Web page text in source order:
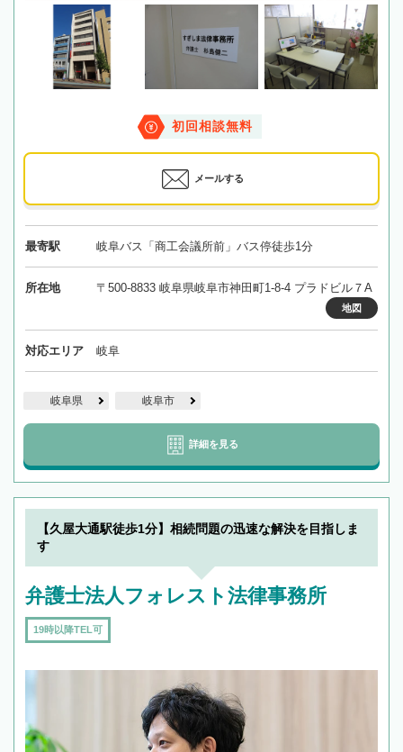
初回相談無料
メールする
最寄駅 岐阜バス「商工会議所前」バス停徒歩1分
所在地 〒500-8833 岐阜県岐阜市神田町1-8-4 プラドビル７A
地図
対応エリア 岐阜
岐阜県 岐阜市
詳細を見る
【久屋大通駅徒歩1分】相続問題の迅速な解決を目指しま
す
弁護士法人フォレスト法律事務所
19時以降TEL可